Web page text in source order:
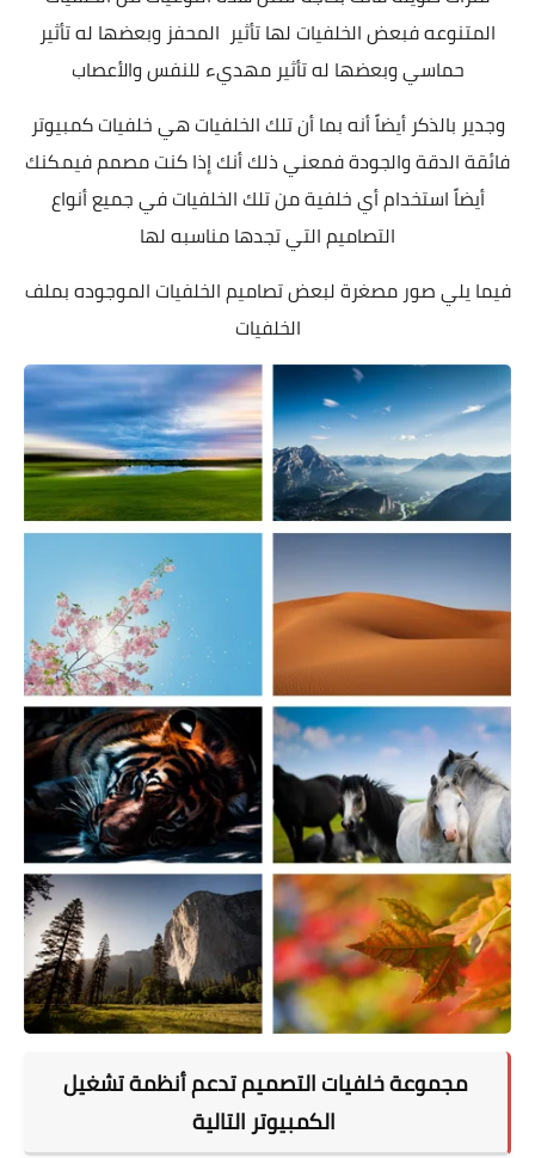
المتنوعه فبعض الخلفيات لها تأثير المحفز وبعضها له تأثير
حماسي وبعضها له تأثير مهديء للنفس والأعصاب
وجدير بالذكر أيضاً أنه بما أن تلك الخلفيات هي خلفيات كمبيوتر
فائقة الدقة والجودة فمعني ذلك أنك إذا كنت مصمم فيمكنك
أيضاً استخدام أي خلفية من تلك الخلفيات فيجميع أنواع
التصاميم التي تجدها مناسبه لها
فيما يلي صور مصغرة لبعض تصاميم الخلفيات الموجوده بملف
الخلفيات
مجموعة خلفيات التصميم تدعمأنظمة تشغيل
الكمبيوتر التالية